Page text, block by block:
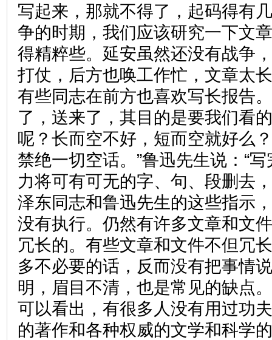
写起来，那就不得了，起码得有
争的时期，我们应该研究一下文
得精粹些。延安虽然还没有战争
打仗，后方也唤工作忙，文章太
有些同志在前方也喜欢写长报告
了，送来了，其目的是要我们看
呢？长而空不好，短而空就好么
禁绝一切空话。”鲁迅先生说：“
力将可有可无的字、句、段删去
泽东同志和鲁迅先生的这些指示
没有执行。仍然有许多文章和文
冗长的。有些文章和文件不但冗
多不必要的话，反而没有把事情
明，眉目不清，也是常见的缺点
可以看出，有很多人没有用过功
的著作和各种权威的文学和科学